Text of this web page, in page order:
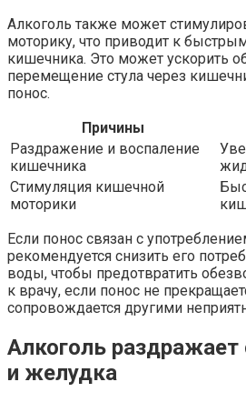
Алкоголь также может
моторику, что приводит к
кишечника. Это может ускорить
перемещение стула через
понос.
Причины
Раздражение и воспаление
кишечника
Стимуляция кишечной
моторики
Если понос связан с
рекомендуется снизить его
воды, чтобы предотвратить
к врачу, если понос не
сопровождается другими
Алкоголь раздражает
и желудка